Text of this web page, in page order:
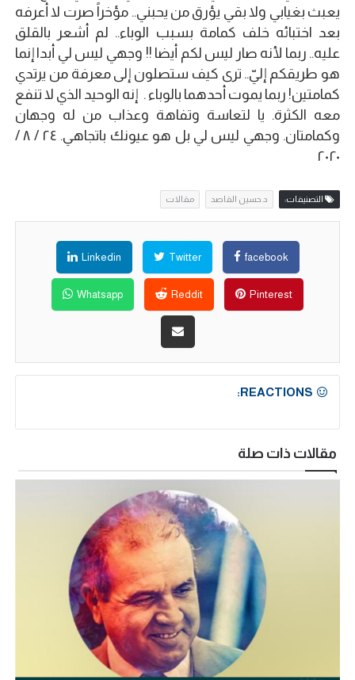
يعبث بغيابي ولا بقي يؤرق من يحبني.. مؤخراً صرت لا أعرفه
بعد اختبائه خلف كمامة بسبب الوباء.. لم أشعر بالقلق
عليه.. ربما لأنه صار ليس لكم أيضا !! وجهي ليس لي أبدا إنما
هو طريقكم إليّ.. ترى كيف ستصلون إلى معرفة من يرتدي
كمامتين! ربما يموت أحدهما بالوباء . إنه الوحيد الذي لا تنفع
معه الكثرة. يا لتعاسة وتفاهة وعذاب من له وجهان
وكمامتان. وجهي ليس لي بل هو عيونك باتجاهي. ٢٤ / ٨ /
٢٠٢٠
التصنيفات: د.حسين القاصد مقالات
facebook
Twitter
Linkedin
Pinterest
Reddit
Whatsapp
REACTIONS:
مقالات ذات صلة